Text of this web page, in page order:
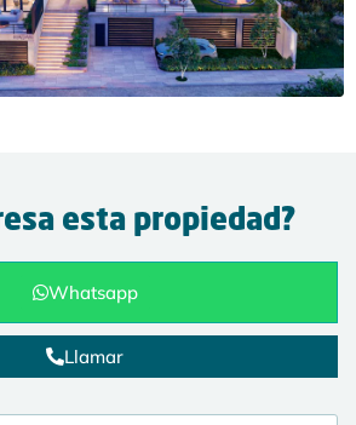
esta propiedad?
Whatsapp
Llamar